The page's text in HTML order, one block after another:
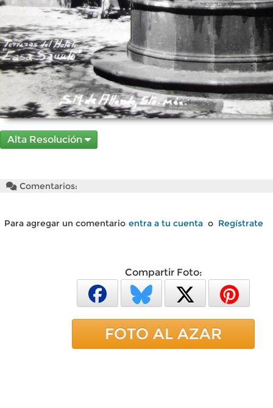
Alta Resolución
Comentarios:
Para agregar un comentario entra a tu cuenta o Regístrate
Compartir Foto:
FOTO AL AZAR